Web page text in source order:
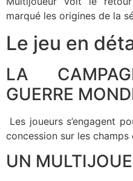
marqué les origines de la
Le jeu en
LA
GUERRE
Les joueurs s’engagent
concession sur les
UN